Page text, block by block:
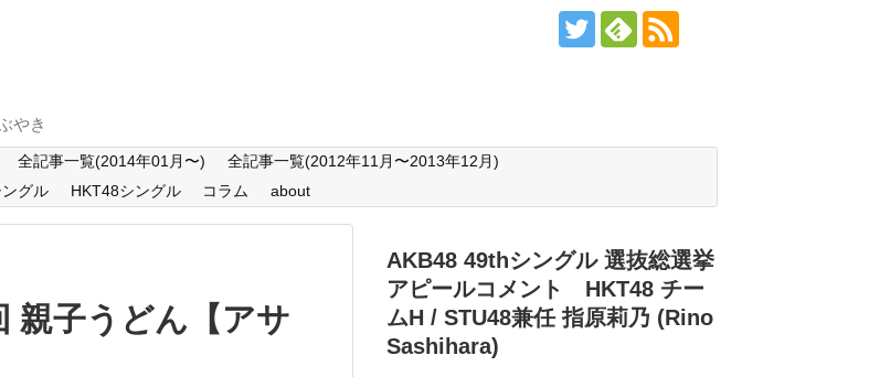
やき
全記事一覧(2014年01月〜)
全記事一覧(2012年11月〜2013年12月)
グル HKT48シングル コラム about
親子うどん【アサ
AKB48 49thシングル 選抜総選挙
アピールコメント HKT48 チー
ムH / STU48兼任 指原莉乃 (Rino
Sashihara)